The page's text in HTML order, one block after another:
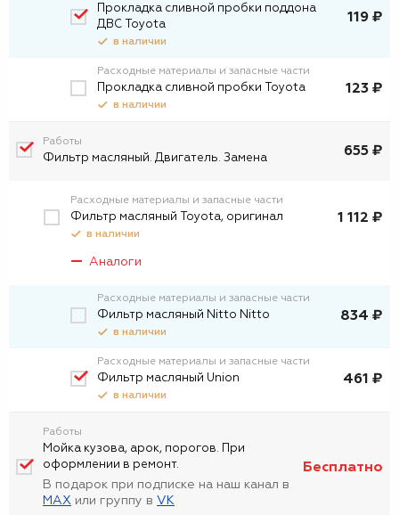
Прокладка сливной пробки поддона
ДВС Toyota
в наличии
119 ₽
Расходные материалы и запасные части
Прокладка сливной пробки Toyota
в наличии
123 ₽
Работы
Фильтр масляный. Двигатель. Замена 655 ₽
Расходные материалы и запасные части
Фильтр масляный Toyota, оригинал
в наличии
1 112 ₽
Аналоги
Расходные материалы и запасные части
Фильтр масляный Nitto Nitto
в наличии
834 ₽
Расходные материалы и запасные части
Фильтр масляный Union
в наличии
461 ₽
Работы
Мойка кузова, арок, порогов. При
оформлении в ремонт.
В подарок при подписке на наш канал в
MAX или группу в VK
Бесплатно